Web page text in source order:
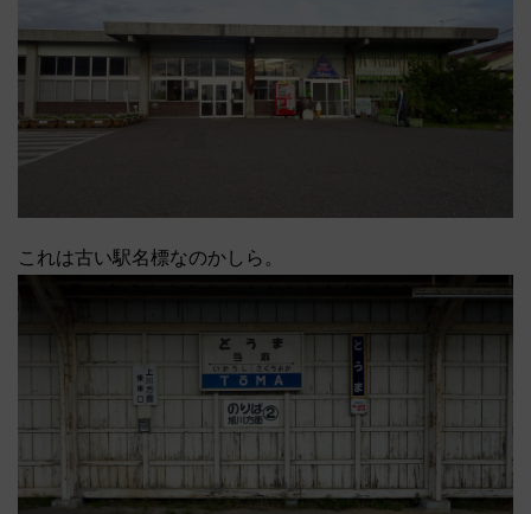
これは古い駅名標なのかしら。